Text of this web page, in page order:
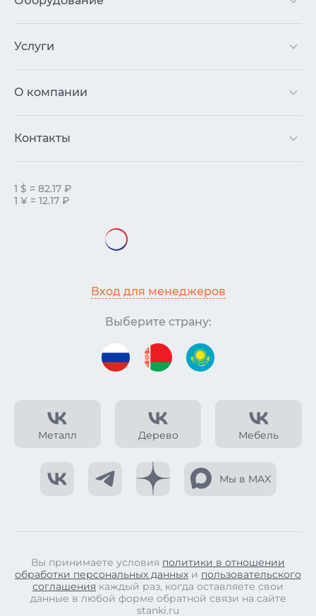
Металл Дерево Мебель
Мы в MAX
Услуги
О компании
Контакты
1 $ = 82.17 ₽
1 ¥ = 12.17 ₽
Вход для менеджеров
Выберите страну:
Вы принимаете условия политики в отношении
обработки персональных данных и пользовательского
соглашения каждый раз, когда оставляете свои
данные в любой форме обратной связи на сайте
stanki.ru